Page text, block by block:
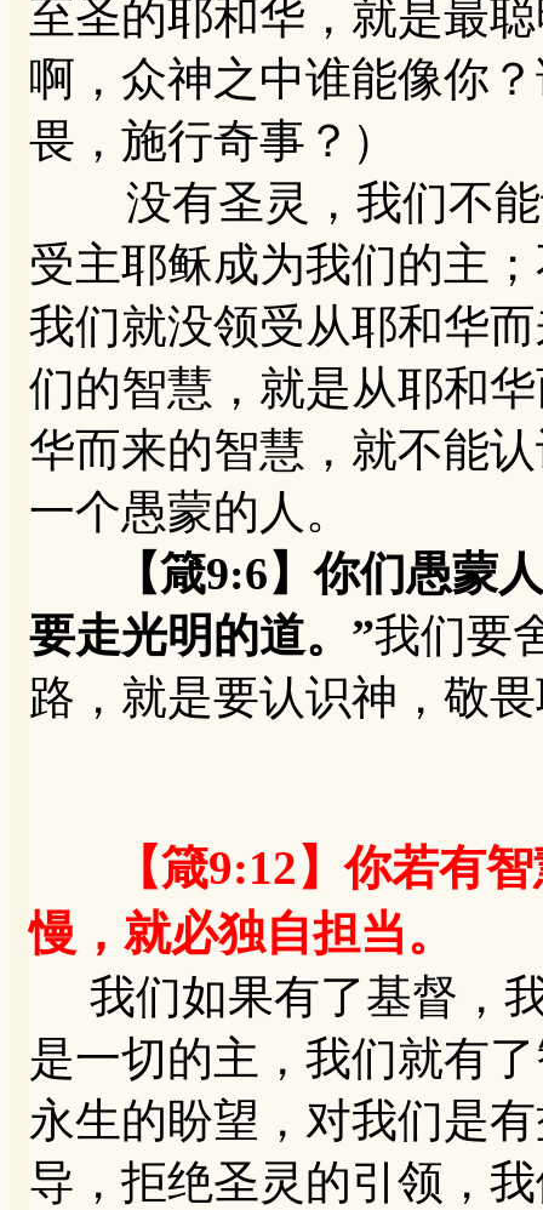
至圣的耶和华，就是最
啊，众神之中谁能像你
畏，施行奇事？）
没有圣灵，我们不能
受主耶稣成为我们的主
我们就没领受从耶和华
们的智慧，就是从耶和
华而来的智慧，就不能
一个愚蒙的人。
【箴9:6】你们愚蒙
要走光明的道。”我们要
路，就是要认识神，敬
【箴9:12】你若有
慢，就必独自担当。
我们如果有了基督，
是一切的主，我们就有
永生的盼望，对我们是
导，拒绝圣灵的引领，